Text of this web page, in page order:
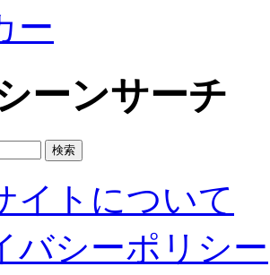
ー
ーンサーチ
イトについて
バシーポリシー